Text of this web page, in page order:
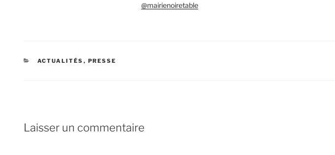
@mairienoiretable
CATÉGORIES
ACTUALITÉS , PRESSE
Laisser un commentaire